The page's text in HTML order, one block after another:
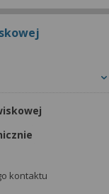
kontaktu